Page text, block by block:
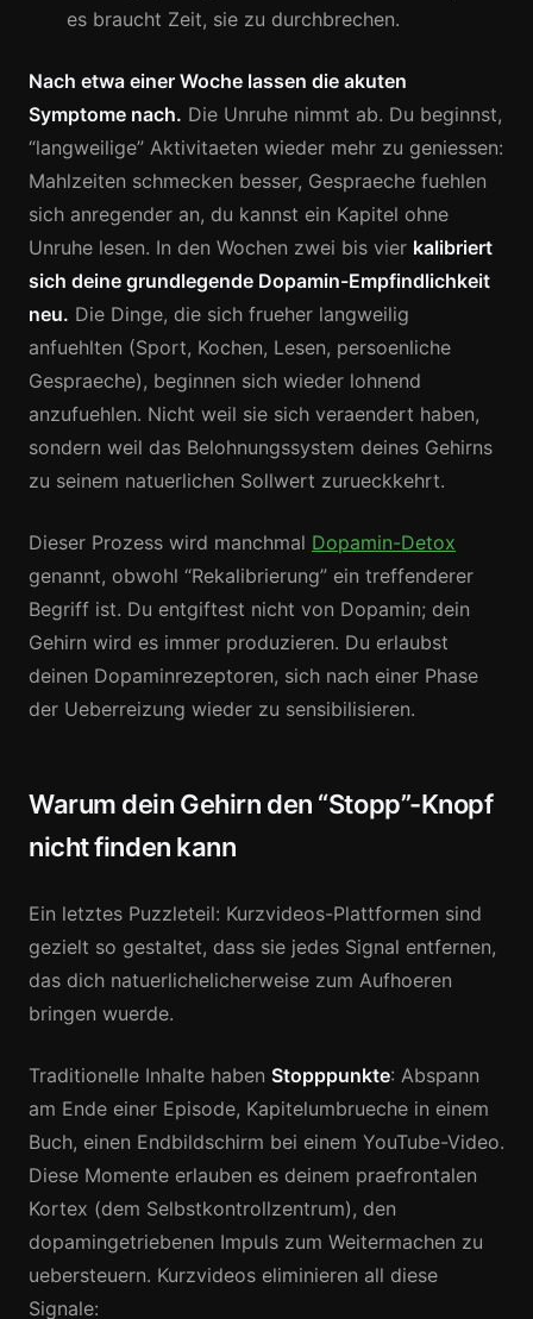
es braucht Zeit, sie zu durchbrechen.
Nach etwa einer Woche lassen die akuten
Symptome nach. Die Unruhe nimmt ab. Du beginnst,
“langweilige” Aktivitaeten wieder mehr zu geniessen:
Mahlzeiten schmecken besser, Gespraeche fuehlen
sich anregender an, du kannst ein Kapitel ohne
Unruhe lesen. In den Wochen zwei bis vier kalibriert
sich deine grundlegende Dopamin-Empfindlichkeit
neu. Die Dinge, die sich frueher langweilig
anfuehlten (Sport, Kochen, Lesen, persoenliche
Gespraeche), beginnen sich wieder lohnend
anzufuehlen. Nicht weil sie sich veraendert haben,
sondern weil das Belohnungssystem deines Gehirns
zu seinem natuerlichen Sollwert zurueckkehrt.
Dieser Prozess wird manchmal Dopamin-Detox
genannt, obwohl “Rekalibrierung” ein treffenderer
Begriff ist. Du entgiftest nicht von Dopamin; dein
Gehirn wird es immer produzieren. Du erlaubst
deinen Dopaminrezeptoren, sich nach einer Phase
der Ueberreizung wieder zu sensibilisieren.
Warum dein Gehirn den “Stopp”-Knopf
nicht finden kann
Ein letztes Puzzleteil: Kurzvideos-Plattformen sind
gezielt so gestaltet, dass sie jedes Signal entfernen,
das dich natuerlichelicherweise zum Aufhoeren
bringen wuerde.
Traditionelle Inhalte haben Stopppunkte: Abspann
am Ende einer Episode, Kapitelumbrueche in einem
Buch, einen Endbildschirm bei einem YouTube-Video.
Diese Momente erlauben es deinem praefrontalen
Kortex (dem Selbstkontrollzentrum), den
dopamingetriebenen Impuls zum Weitermachen zu
uebersteuern. Kurzvideos eliminieren all diese
Signale: